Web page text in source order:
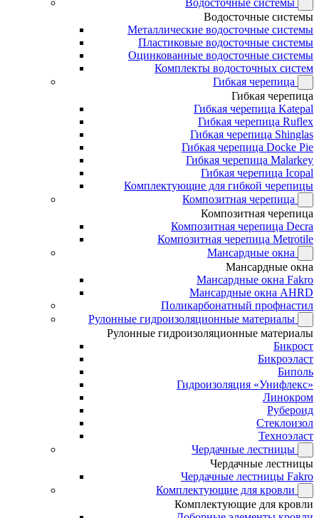
Водосточные системы
Водосточные системы
Металлические водосточные системы
Пластиковые водосточные системы
Оцинкованные водосточные системы
Комплекты водосточных систем
Гибкая черепица
Гибкая черепица
Гибкая черепица Katepal
Гибкая черепица Ruflex
Гибкая черепица Shinglas
Гибкая черепица Docke Pie
Гибкая черепица Malarkey
Гибкая черепица Icopal
Комплектующие для гибкой черепицы
Композитная черепица
Композитная черепица
Композитная черепица Decra
Композитная черепица Metrotile
Мансардные окна
Мансардные окна
Мансардные окна Fakro
Мансардные окна AHRD
Поликарбонатный профнастил
Рулонные гидроизоляционные материалы
Рулонные гидроизоляционные материалы
Бикрост
Бикроэласт
Биполь
Гидроизоляция «Унифлекс»
Линокром
Рубероид
Стеклоизол
Техноэласт
Чердачные лестницы
Чердачные лестницы
Чердачные лестницы Fakro
Комплектующие для кровли
Комплектующие для кровли